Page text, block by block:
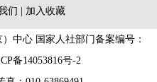
们 加入收藏
中心 国家人社部门备案编号：
备14053816号-2